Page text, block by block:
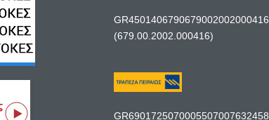
GR4501406790679002002000416
(679.00.2002.000416)
GR6901725070005507007632458